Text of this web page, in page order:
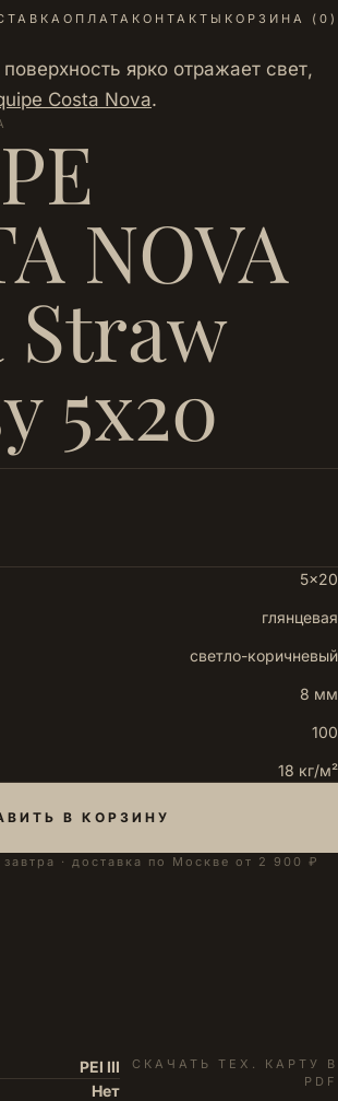
ОПЛАТА КОНТАКТЫ КОРЗИНА ( 0 )
ярко отражает свет,
Costa Nova.
NOVA
Straw
5х20
5×20
глянцевая
светло-коричневый
8 мм
100
18 кг/м²
В КОРЗИНУ
завтра · доставка по Москве от 2 900 ₽
PEI III
Нет
СКАЧАТЬ ТЕХ. КАРТУ В
PDF